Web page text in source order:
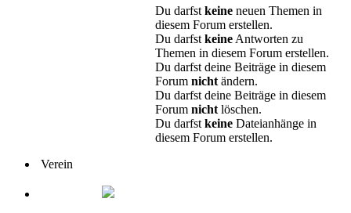
Du darfst keine neuen Themen in
diesem Forum erstellen.
Du darfst keine Antworten zu
Themen in diesem Forum erstellen.
Du darfst deine Beiträge in diesem
Forum nicht ändern.
Du darfst deine Beiträge in diesem
Forum nicht löschen.
Du darfst keine Dateianhänge in
diesem Forum erstellen.
Verein